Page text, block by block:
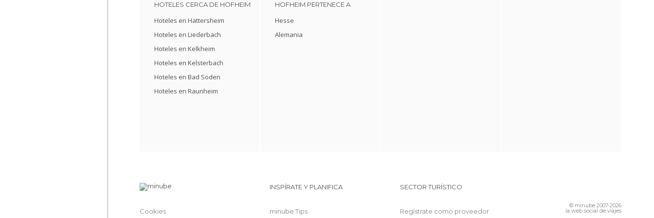
HOTELES CERCA DE HOFHEIM
Hoteles en Hattersheim
Hoteles en Liederbach
Hoteles en Kelkheim
Hoteles en Kelsterbach
Hoteles en Bad Soden
Hoteles en Raunheim
HOFHEIM PERTENECE A
Hesse
Alemania
Cookies
INSPÍRATE Y PLANIFICA
minube Tips
SECTOR TURÍSTICO
Regístrate como proveedor
© minube 2007-2026
la web social de viajes